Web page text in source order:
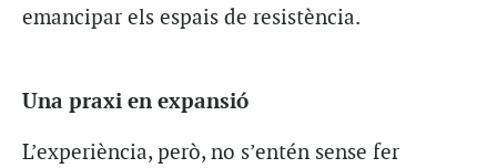
emancipar els espais de resistència.
Una praxi en expansió
L’experiència, però, no s’entén sense fer